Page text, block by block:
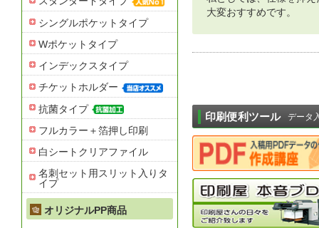
大変おすすめです。
印刷便利ツール データ
シングルポケットタイプ
Wポケットタイプ
インデックスタイプ
チケットホルダー
抗菌タイプ
フルカラー＋箔押し印刷
白シートクリアファイル
名刺セット用スリット入りタ
イプ
オリジナルPP商品